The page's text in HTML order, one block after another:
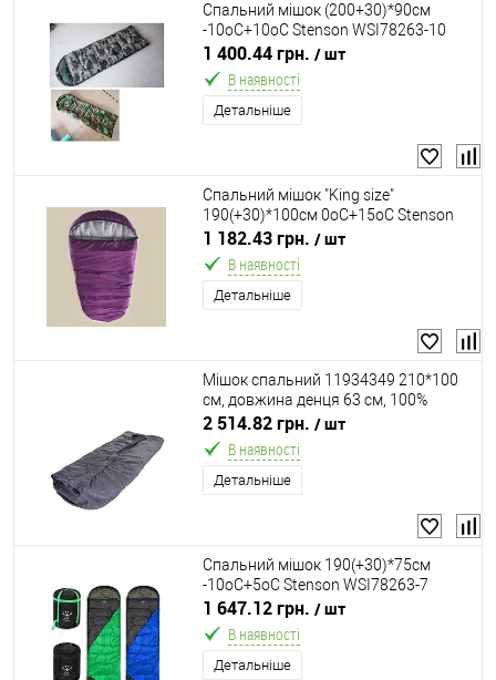
Спальний мішок (200+30)*90см
-10оС+10оС Stenson WSI78263-10
1 400.44 грн. / шт
В наявності
Детальніше
Спальний мішок "King size"
190(+30)*100см 0оС+15оС Stenson
SF24250
1 182.43 грн. / шт
В наявності
Детальніше
Мішок спальний 11934349 210*100
см, довжина денця 63 см, 100%
поліестер з 100% поліуретановим
покриттям "Homefort"
2 514.82 грн. / шт
В наявності
Детальніше
Спальний мішок 190(+30)*75см
-10оС+5оС Stenson WSI78263-7
1 647.12 грн. / шт
В наявності
Детальніше